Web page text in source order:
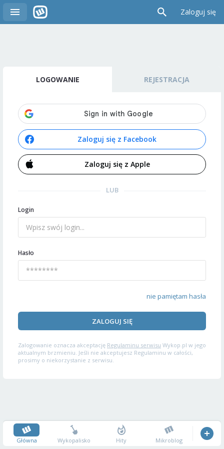
Zaloguj się
LOGOWANIE REJESTRACJA
Zaloguj się z Facebook
Zaloguj się z Apple
LUB
Login
Hasło
nie pamiętam hasła
ZALOGUJ SIĘ
Zalogowanie oznacza akceptację Regulaminu serwisu Wykop.pl w jego
aktualnym brzmieniu. Jeśli nie akceptujesz Regulaminu w całości,
prosimy o niekorzystanie z serwisu.
Główna Wykopalisko Hity Mikroblog